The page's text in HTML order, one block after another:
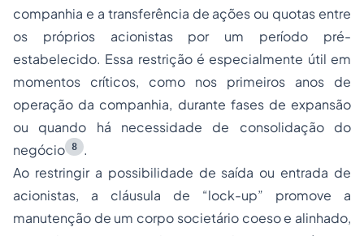
companhia e a transferência de ações ou quotas entre
os próprios acionistas por um período pré-
estabelecido. Essa restrição é especialmente útil em
momentos críticos, como nos primeiros anos de
operação da companhia, durante fases de expansão
ou quando há necessidade de consolidação do
negócio 8
.
Ao restringir a possibilidade de saída ou entrada de
acionistas, a cláusula de “lock-up” promove a
manutenção de um corpo societário coeso e alinhado,